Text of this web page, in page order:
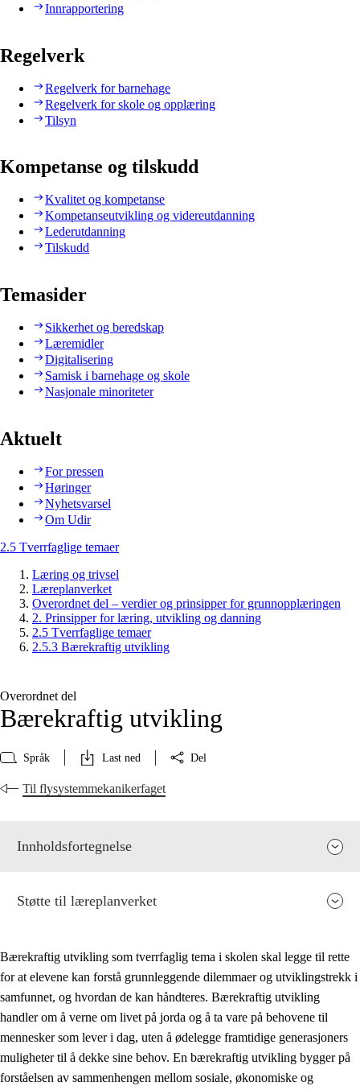
Innrapportering
Regelverk
Regelverk for barnehage
Regelverk for skole og opplæring
Tilsyn
Kompetanse og tilskudd
Kvalitet og kompetanse
Kompetanseutvikling og videreutdanning
Lederutdanning
Tilskudd
Temasider
Sikkerhet og beredskap
Læremidler
Digitalisering
Samisk i barnehage og skole
Nasjonale minoriteter
Aktuelt
For pressen
Høringer
Nyhetsvarsel
Om Udir
2.5 Tverrfaglige temaer
Læring og trivsel
Læreplanverket
Overordnet del – verdier og prinsipper for grunnopplæringen
2. Prinsipper for læring, utvikling og danning
2.5 Tverrfaglige temaer
2.5.3 Bærekraftig utvikling
Overordnet del
Bærekraftig utvikling
Språk Last ned Del
Til flysystemmekanikerfaget
Innholdsfortegnelse
Støtte til læreplanverket
Bærekraftig utvikling som tverrfaglig tema i skolen skal legge til rette
for at elevene kan forstå grunnleggende dilemmaer og utviklingstrekk i
samfunnet, og hvordan de kan håndteres. Bærekraftig utvikling
handler om å verne om livet på jorda og å ta vare på behovene til
mennesker som lever i dag, uten å ødelegge framtidige generasjoners
muligheter til å dekke sine behov. En bærekraftig utvikling bygger på
forståelsen av sammenhengen mellom sosiale, økonomiske og